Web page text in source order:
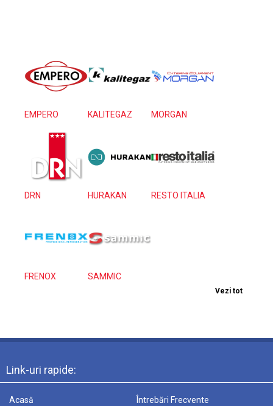
EMPERO KALITEGAZ MORGAN
DRN HURAKAN RESTO ITALIA
FRENOX SAMMIC
Vezi tot
Link-uri rapide:
Acasă Întrebări Frecvente